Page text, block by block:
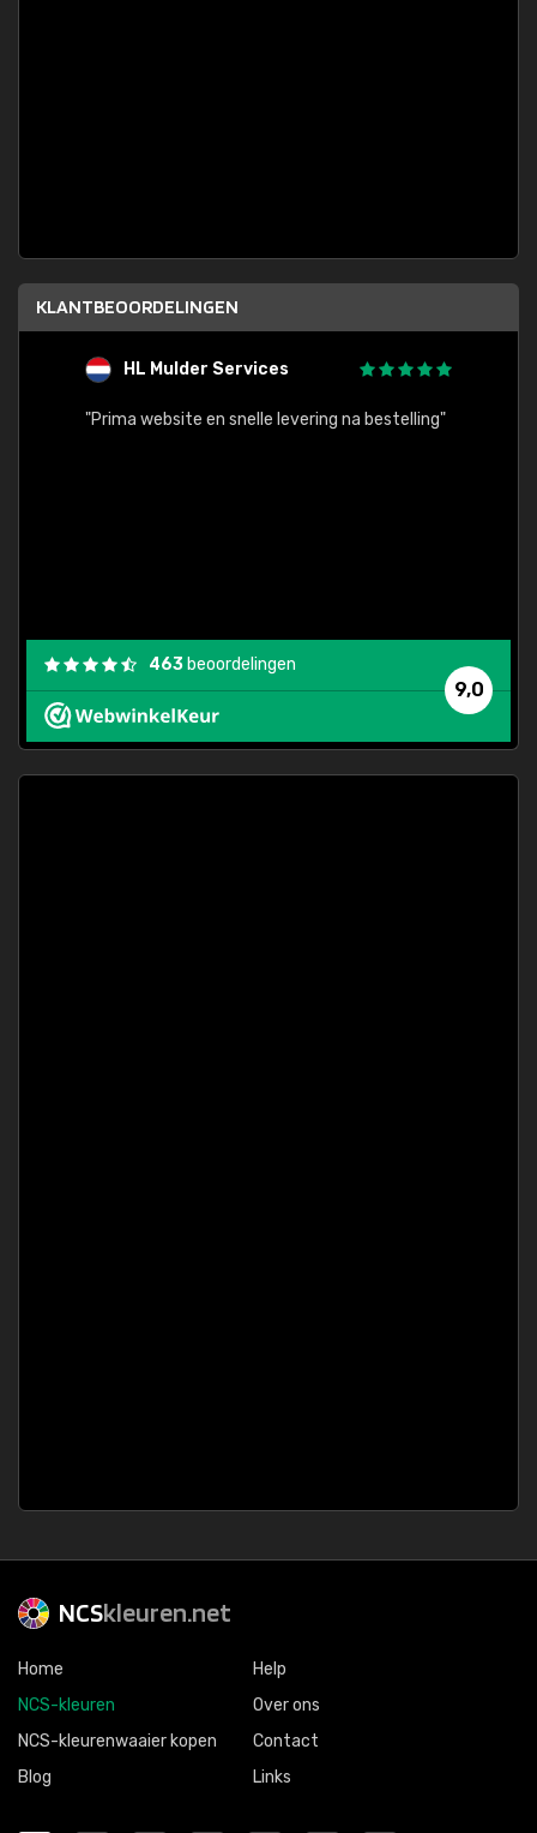
KLANTBEOORDELINGEN
HL Mulder Services
"Prima website en snelle levering na bestelling"
9,0
463 beoordelingen
NCSkleuren.net
Home
NCS-kleuren
NCS-kleurenwaaier kopen
Blog
Help
Over ons
Contact
Links